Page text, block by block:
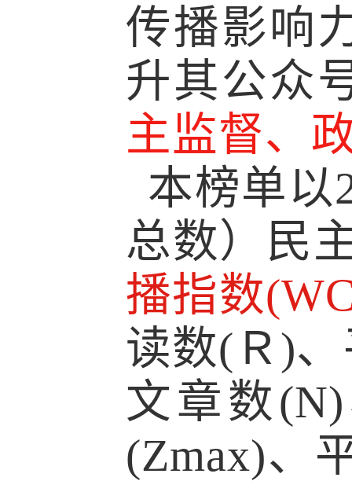
传播影响
升其公众
主监督、
本榜单以
总数）民
播指数
读数(Ｒ)
文章数
(Zmax)、